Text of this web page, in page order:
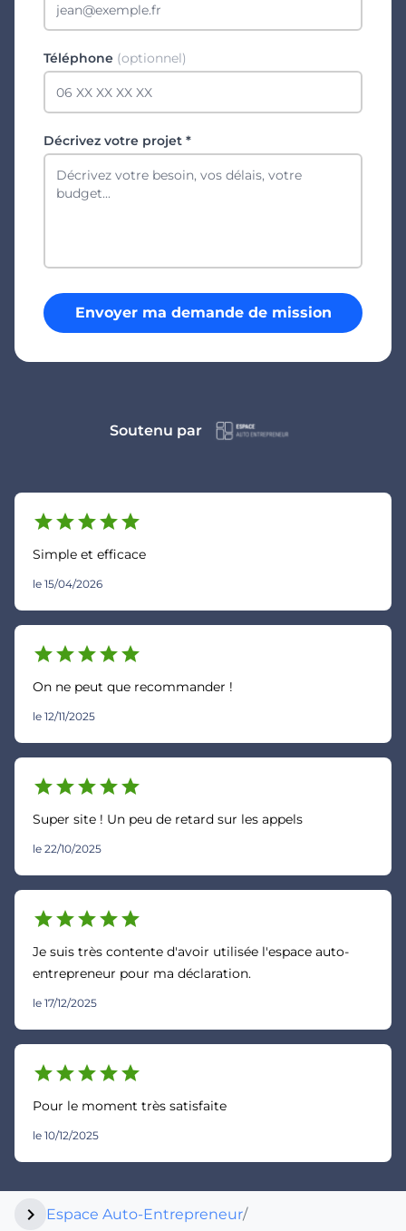
Téléphone (optionnel)
Décrivez votre projet *
Envoyer ma demande de mission
Soutenu par
starstarstarstarstar
Simple et efficace
le 15/04/2026
starstarstarstarstar
On ne peut que recommander !
le 12/11/2025
starstarstarstarstar
Super site ! Un peu de retard sur les appels
le 22/10/2025
starstarstarstarstar
Je suis très contente d'avoir utilisée l'espace auto-
entrepreneur pour ma déclaration.
le 17/12/2025
starstarstarstarstar
Pour le moment très satisfaite
le 10/12/2025
chevron_right Espace Auto-Entrepreneur/